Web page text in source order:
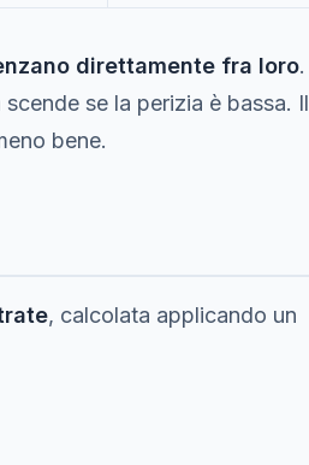
direttamente fra loro.
se la perizia è bassa. Il
bene.
, calcolata applicando un